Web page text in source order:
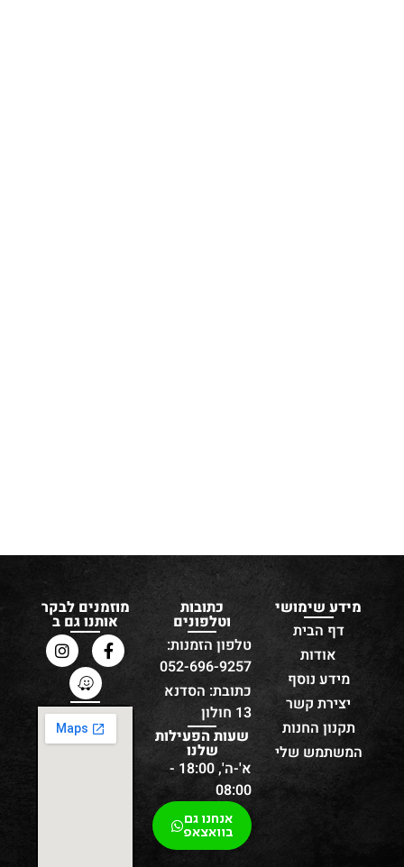
מידע שימושי
דף הבית
אודות
מידע נוסף
יצירת קשר
תקנון החנות
המשתמש שלי
כתובות
וטלפונים
טלפון הזמנות:
052-696-9257
כתובת: הסדנא
13 חולון
שעות הפעילות
שלנו
א'-ה', 18:00 -
08:00
אנחנו גם
בוואצאפ
מוזמנים לבקר
אותנו גם ב